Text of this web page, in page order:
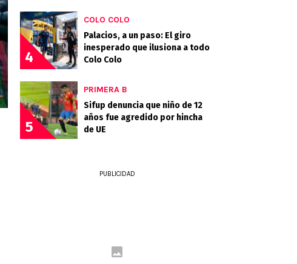
4
COLO COLO
Palacios, a un paso: El giro
inesperado que ilusiona a todo
Colo Colo
5
PRIMERA B
Sifup denuncia que niño de 12
años fue agredido por hincha
de UE
PUBLICIDAD